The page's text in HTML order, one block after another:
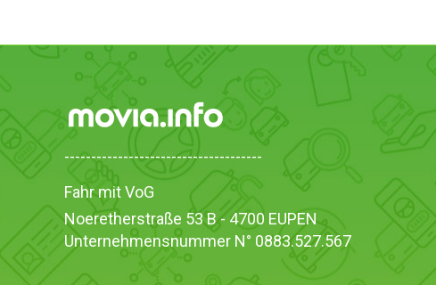
-------------------------------------
Fahr mit VoG
Noeretherstraße 53 B - 4700 EUPEN
Unternehmensnummer N° 0883.527.567